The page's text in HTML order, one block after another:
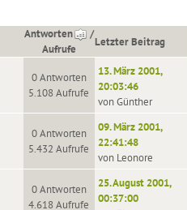
Antworten
/
Aufrufe
Letzter Beitrag
0 Antworten
5.108 Aufrufe
13. März 2001,
20:03:46
von Günther
0 Antworten
5.432 Aufrufe
09. März 2001,
22:41:48
von Leonore
0 Antworten
4.618 Aufrufe
25. August 2001,
00:37:00